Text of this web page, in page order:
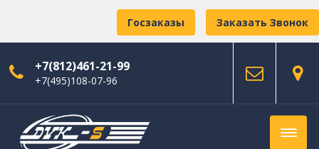
Заказать Звонок
Госзаказы
+7(812)461-21-99
+7(495)108-07-96